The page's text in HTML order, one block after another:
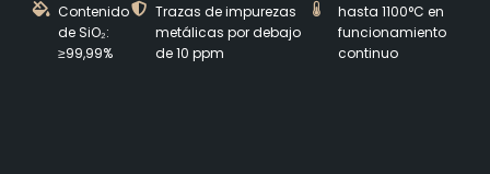
Contenido
de SiO₂:
≥99,99%
Trazas de impurezas
metálicas por debajo
de 10 ppm
hasta 1100°C en
funcionamiento
continuo